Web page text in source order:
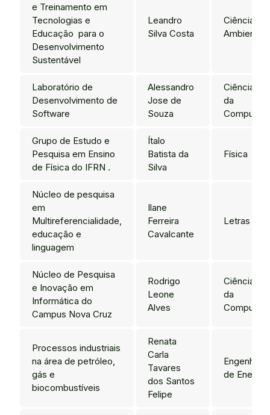
e Treinamento em
Tecnologias e
Educação para o
Desenvolvimento
Sustentável
Leandro
Silva Costa
Ciências
Ambientais
Laboratório de
Desenvolvimento de
Software
Alessandro
Jose de
Souza
Ciência
da
Grupo de Estudo e
Pesquisa em Ensino
de Física do IFRN .
Ítalo
Batista da
Silva
Física
Núcleo de pesquisa
em
Multireferencialidade,
educação e
linguagem
Ilane
Ferreira
Cavalcante
Letras
Núcleo de Pesquisa
e Inovação em
Informática do
Campus Nova Cruz
Rodrigo
Leone
Alves
Ciência
da
Processos industriais
na área de petróleo,
gás e
biocombustíveis
Renata
Carla
Tavares
dos Santos
Felipe
Engenharia
de Energia